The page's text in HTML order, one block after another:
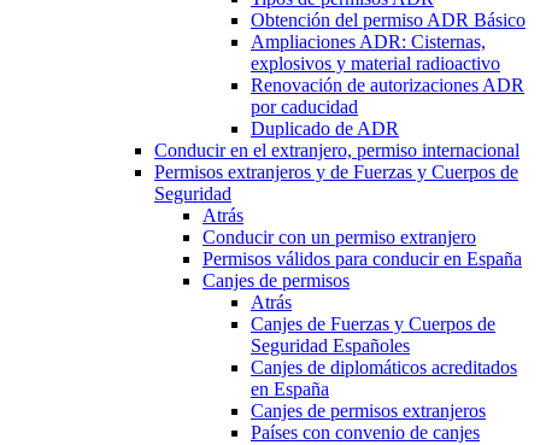
Obtención del permiso ADR Básico
Ampliaciones ADR: Cisternas,
explosivos y material radioactivo
Renovación de autorizaciones ADR
por caducidad
Duplicado de ADR
Conducir en el extranjero, permiso internacional
Permisos extranjeros y de Fuerzas y Cuerpos de
Seguridad
Atrás
Conducir con un permiso extranjero
Permisos válidos para conducir en España
Canjes de permisos
Atrás
Canjes de Fuerzas y Cuerpos de
Seguridad Españoles
Canjes de diplomáticos acreditados
en España
Canjes de permisos extranjeros
Países con convenio de canjes